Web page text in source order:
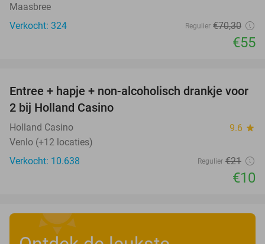
Maasbree
Verkocht: 324
Regulier €70,30
€55
52%
Entree + hapje + non-alcoholisch drankje voor
2 bij Holland Casino
Holland Casino 9.6 star
Venlo (+12 locaties)
Verkocht: 10.638
Regulier €21
€10